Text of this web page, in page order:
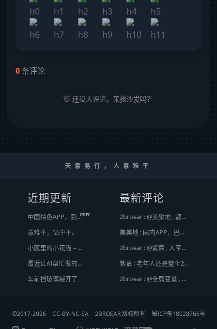
0条评论
👋 还没人评论，来抢沙发吗？
天意易行，人意难平
近期更新
中国特色APP，到底谁来治？new
意难平，忆中平。
小区里的小花猫 – 日常记事（二百二十）
最近让AI帮忙做的一些事
车前挡玻璃裂开了
最新评论
2broear : @美樂地 , 都是利益驱使，盈利手段不行
美樂地 : 国内APP，巴不得塞入全家桶到你手机，我更喜欢国外的小而美软件
2broear : @紫慕 , 人苹果压根不靠这些下三滥手段挣钱，等等又要说我大清自有国情在此了😂..
紫慕 : 老年人还是整个2手苹果，或许会好点。
2broear : @全局变量 , 套路太多，不过还好你那不是骗人的，而且给退了 [ Emoji Image ]
©2017-2026 CC-BY-NC-SA 2BROEAR 版权所有 蜀ICP备18028766号